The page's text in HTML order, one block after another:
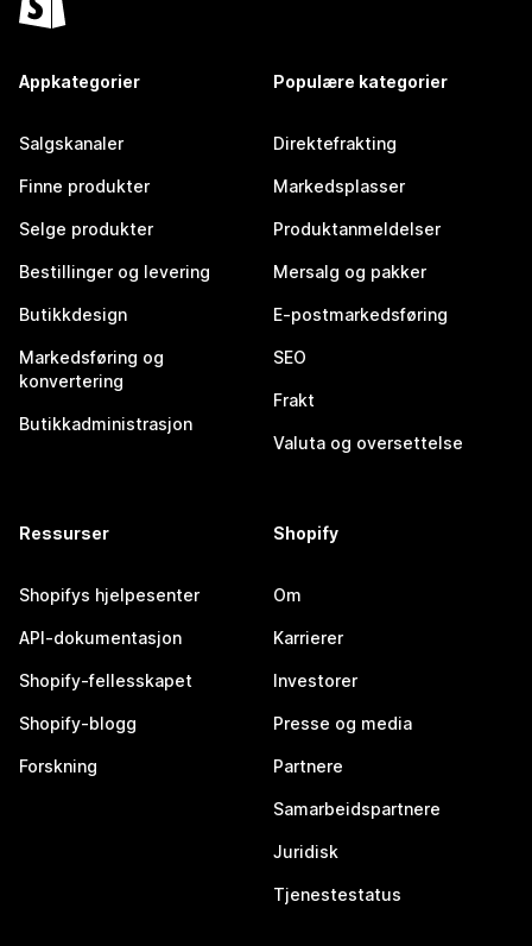
Appkategorier
Salgskanaler
Finne produkter
Selge produkter
Bestillinger og levering
Butikkdesign
Markedsføring og
konvertering
Butikkadministrasjon
Populære kategorier
Direktefrakting
Markedsplasser
Produktanmeldelser
Mersalg og pakker
E-postmarkedsføring
SEO
Frakt
Valuta og oversettelse
Ressurser
Shopifys hjelpesenter
API-dokumentasjon
Shopify-fellesskapet
Shopify-blogg
Forskning
Shopify
Om
Karrierer
Investorer
Presse og media
Partnere
Samarbeidspartnere
Juridisk
Tjenestestatus